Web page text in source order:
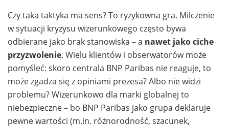
Czy taka taktyka ma sens? To ryzykowna gra. Milczenie
w sytuacji kryzysu wizerunkowego często bywa
odbierane jako brak stanowiska – a nawet jako ciche
przyzwolenie. Wielu klientów i obserwatorów może
pomyśleć: skoro centrala BNP Paribas nie reaguje, to
może zgadza się z opiniami prezesa? Albo nie widzi
problemu? Wizerunkowo dla marki globalnej to
niebezpieczne – bo BNP Paribas jako grupa deklaruje
pewne wartości (m.in. różnorodność, szacunek,